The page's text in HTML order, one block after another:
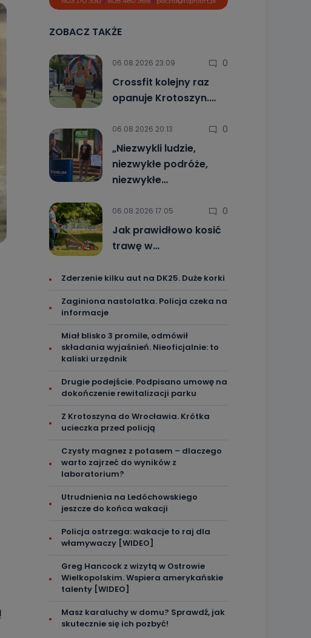
ZOBACZ TAKŻE
06.08.2026 23:09 0
Crossfit kolejny raz
opanuje Krotoszyn.…
06.08.2026 20:13 0
„Niezwykli ludzie,
niezwykłe podróże,
niezwykłe…
06.08.2026 17:05 0
Jak prawidłowo kosić
trawę w…
Zderzenie kilku aut na DK25. Duże korki
Zaginiona nastolatka. Policja czeka na
informacje
Miał blisko 3 promile, odmówił
składania wyjaśnień. Nieoficjalnie: to
kaliski urzędnik
Drugie podejście. Podpisano umowę na
dokończenie rewitalizacji parku
Z Krotoszyna do Wrocławia. Krótka
ucieczka przed policją
Czysty magnez z potasem – dlaczego
warto zajrzeć do wyników z
laboratorium?
Utrudnienia na Ledóchowskiego
jeszcze do końca wakacji
Policja ostrzega: wakacje to raj dla
włamywaczy [WIDEO]
Greg Hancock z wizytą w Ostrowie
Wielkopolskim. Wspiera amerykańskie
talenty [WIDEO]
Masz karaluchy w domu? Sprawdź, jak
skutecznie się ich pozbyć!